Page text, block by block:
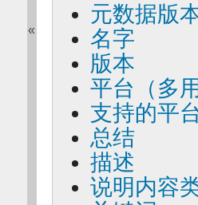
元数据版
名字
版本
平台（多
支持的平
总结
描述
说明内容
«